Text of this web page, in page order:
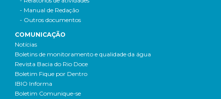
- Manual de Redação
- Outros documentos
COMUNICAÇÃO
Notícias
Boletins de monitoramento e qualidade da água
Revista Bacia do Rio Doce
Boletim Fique por Dentro
IBIO Informa
Boletim Comunique-se